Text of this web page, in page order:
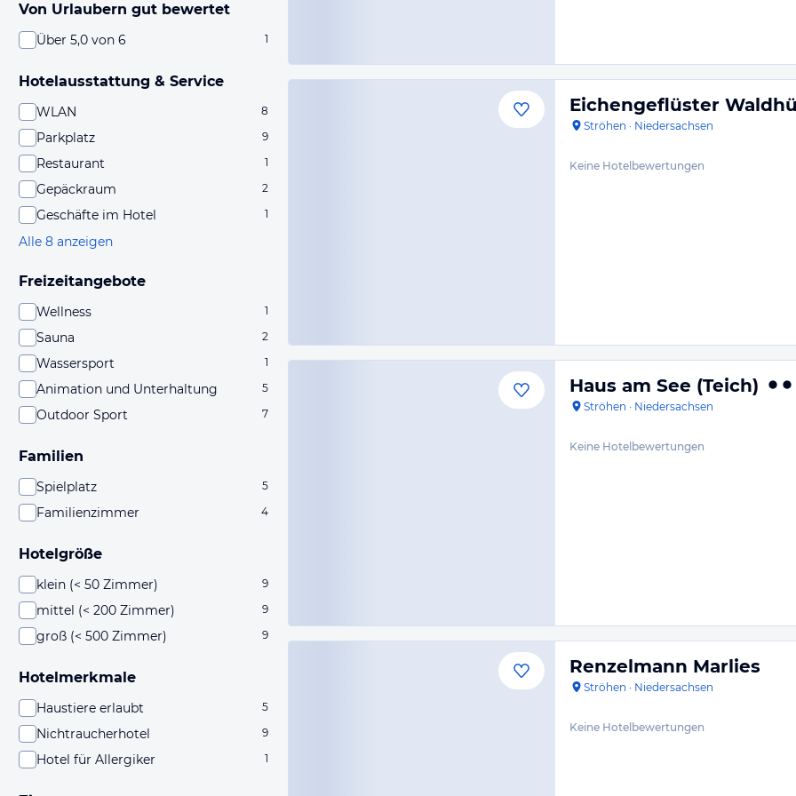
Von Urlaubern gut bewertet
Über 5,0 von 6 1
Hotelausstattung & Service
WLAN 8
Parkplatz 9
Restaurant 1
Gepäckraum 2
Geschäfte im Hotel 1
Alle 8 anzeigen
Freizeitangebote
Wellness 1
Sauna 2
Wassersport 1
Animation und Unterhaltung 5
Outdoor Sport 7
Familien
Spielplatz 5
Familienzimmer 4
Hotelgröße
klein (< 50 Zimmer) 9
mittel (< 200 Zimmer) 9
groß (< 500 Zimmer) 9
Hotelmerkmale
Haustiere erlaubt 5
Nichtraucherhotel 9
Hotel für Allergiker 1
Eichengeflüster
Ströhen · Niedersachsen
Keine Hotelbewertungen
Haus am See (Teich)
Ströhen · Niedersachsen
Keine Hotelbewertungen
Renzelmann Marlies
Ströhen · Niedersachsen
Keine Hotelbewertungen